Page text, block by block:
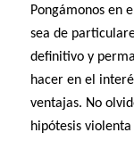
Pongámonos en
sea de
definitivo y
hacer en el
ventajas. No
hipótesis